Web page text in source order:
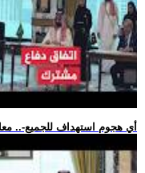
.. -أي هجوم استهداف للجميع-..